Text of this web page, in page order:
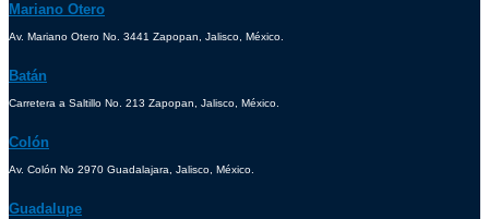
Mariano Otero
Av. Mariano Otero No. 3441 Zapopan, Jalisco, México.
Batán
Carretera a Saltillo No. 213 Zapopan, Jalisco, México.
Colón
Av. Colón No 2970 Guadalajara, Jalisco, México.
Guadalupe